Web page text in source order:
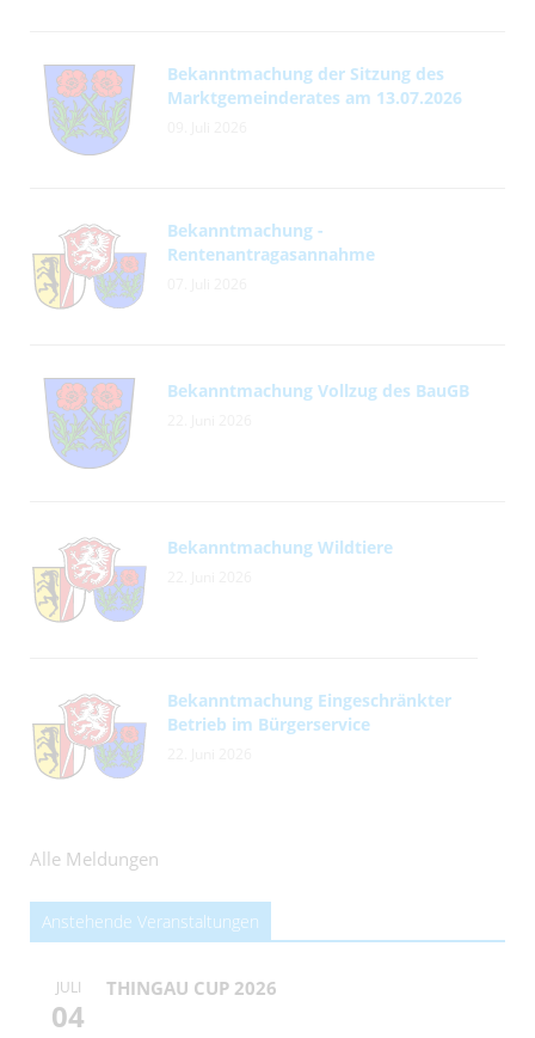
Bekanntmachung der Sitzung des
Marktgemeinderates am 13.07.2026
Bekanntmachung -
Rentenantragasannahme
Bekanntmachung Vollzug des BauGB
Bekanntmachung Wildtiere
Bekanntmachung Eingeschränkter
Betrieb im Bürgerservice
Alle Meldungen
Anstehende Veranstaltungen
JULI
04
THINGAU CUP 2026